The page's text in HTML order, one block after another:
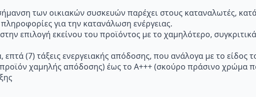
των οικιακών συσκευών παρέχει στους καταναλωτές,
για την κατανάλωση ενέργειας.
επιλογή εκείνου του προϊόντος με το χαμηλότερο,
(7) τάξεις ενεργειακής απόδοσης, που ανάλογα με το είδος
χαμηλής απόδοσης) έως το Α+++ (σκούρο πράσινο χρώμα